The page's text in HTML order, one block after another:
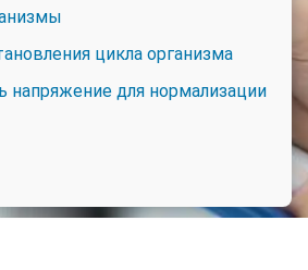
цикла организма
напряжение для нормализации